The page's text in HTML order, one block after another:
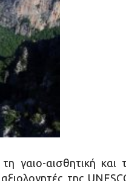
αισθητική και
της